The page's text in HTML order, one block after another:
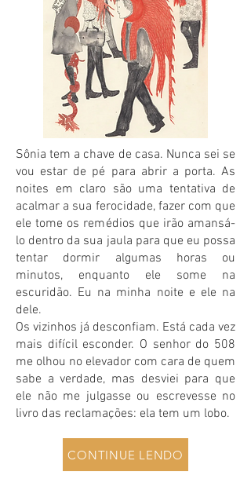
Sônia tem a chave de casa. Nunca sei se
vou estar de pé para abrir a porta. As
noites em claro são uma tentativa de
acalmar a sua ferocidade, fazer com que
ele tome os remédios que irão amansá-
lo dentro da sua jaula para que eu possa
tentar dormir algumas horas ou
minutos, enquanto ele some na
escuridão. Eu na minha noite e ele na
dele.
Os vizinhos já desconfiam. Está cada vez
mais difícil esconder. O senhor do 508
me olhou no elevador com cara de quem
sabe a verdade, mas desviei para que
ele não me julgasse ou escrevesse no
livro das reclamações: ela tem um lobo.
CONTINUE LENDO